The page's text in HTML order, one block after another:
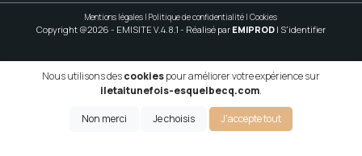
Mentions légales | Politique de confidentialité | Cookies
Copyright @2026 - EMISITE V.4.8.1 - Réalisé par EMIPROD | S'identifier
Nous utilisons descookiespour améliorer votre expérience sur
iletaitunefois-esquelbecq.com.
Non merci Je choisis J'accepte tout